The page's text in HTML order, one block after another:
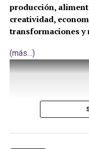
producción,
creatividad,
transformaciones y
(más…)